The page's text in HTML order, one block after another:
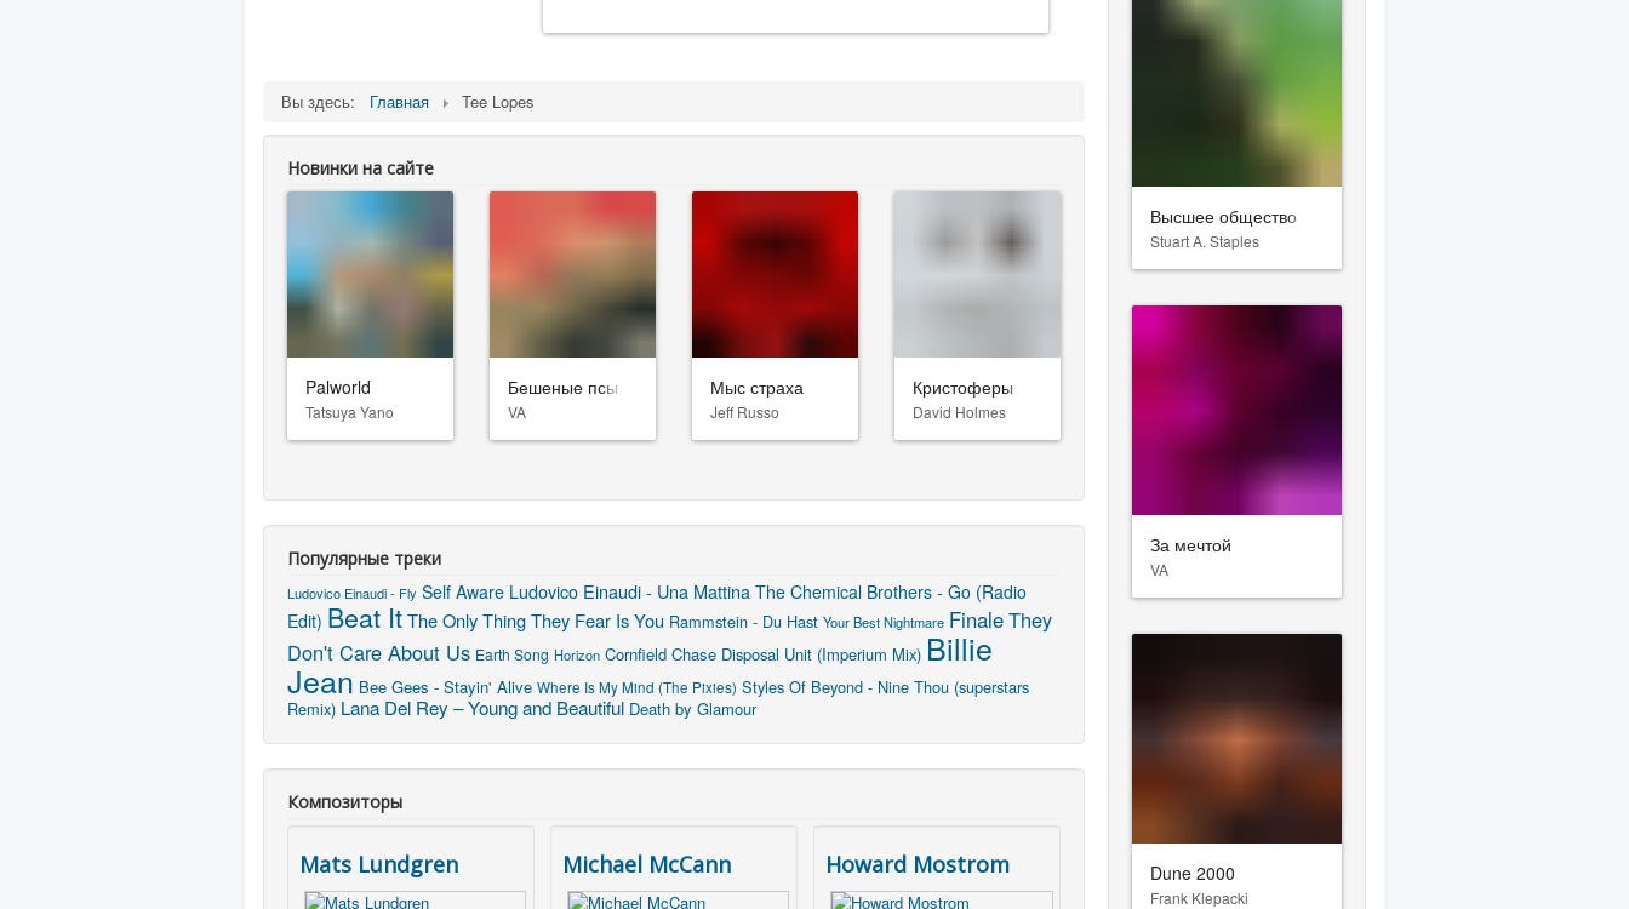
Вы здесь: Главная Tee Lopes
Новинки на сайте
Palworld
Tatsuya Yano
Бешеные псы
VA
Мыс страха
Jeff Russo
Кристоферы
David Holmes
Популярные треки
Ludovico Einaudi - Fly Self Aware Ludovico Einaudi - Una Mattina The Chemical Brothers - Go (Radio
Edit) Beat ItThe Only Thing They Fear Is You Rammstein - Du Hast Your Best Nightmare FinaleThey
Don't Care About Us Earth Song Horizon Cornfield Chase Disposal Unit (Imperium Mix) Billie
Jean Bee Gees - Stayin' Alive Where Is My Mind (The Pixies) Styles Of Beyond - Nine Thou (superstars
Remix) Lana Del Rey – Young and Beautiful Death by Glamour
Композиторы
Mats Lundgren Michael McCann Howard Mostrom
Высшее общество
Stuart A. Staples
За мечтой
VA
Dune 2000
Frank Klepacki